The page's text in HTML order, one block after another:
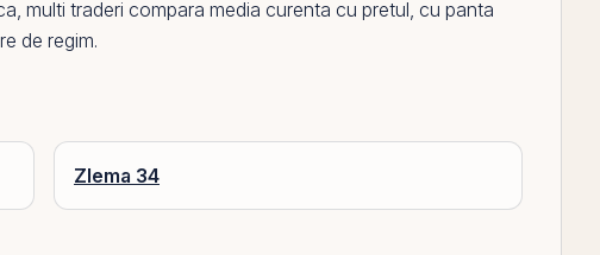
multi traderi compara media curenta cu pretul, cu panta
de regim.
Zlema 34